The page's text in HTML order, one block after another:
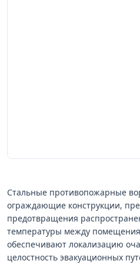
Стальные противопожарные
ограждающие конструкции,
предотвращения
температуры между
обеспечивают локализацию
целостность эвакуационных